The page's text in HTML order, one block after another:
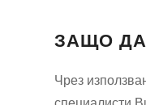
ЗАЩО ДА
Чрез